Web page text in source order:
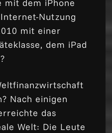
mit dem iPhone
Nutzung
mit einer
dem iPad
Nach einigen
das
Welt: Die Leute